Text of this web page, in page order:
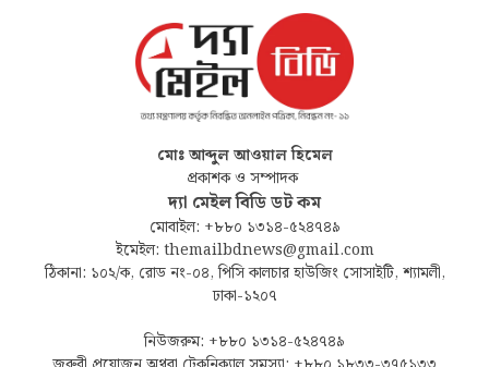
মোঃ আব্দুল আওয়াল হিমেল
প্রকাশক ও সম্পাদক
দ্যা মেইল বিডি ডট কম
মোবাইল: +৮৮০ ১৩১৪-৫২৪৭৪৯
ইমেইল: themailbdnews@gmail.com
ঠিকানা: ১০২/ক, রোড নং-০৪, পিসি কালচার হাউজিং সোসাইটি, শ্যামলী,
ঢাকা-১২০৭
নিউজরুম: +৮৮০ ১৩১৪-৫২৪৭৪৯